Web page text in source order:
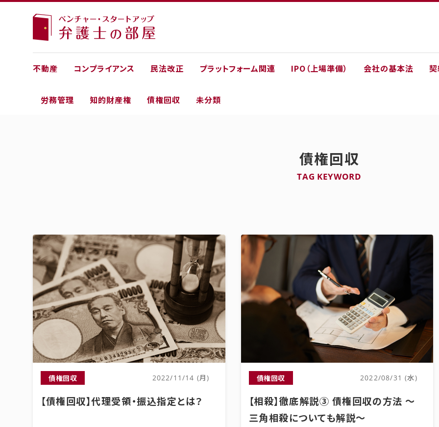
不動産 コンプライアンス 民法改正 プラットフォーム関連 IPO（上場準備） 会社の基本法 契
労務管理 知的財産権 債権回収 未分類
債権回収
TAG KEYWORD
債権回収 2022/11/14 (月)
【債権回収】代理受領・振込指定とは？
債権回収 2022/08/31 (水)
【相殺】徹底解説③ 債権回収の方法 ～
三角相殺についても解説～